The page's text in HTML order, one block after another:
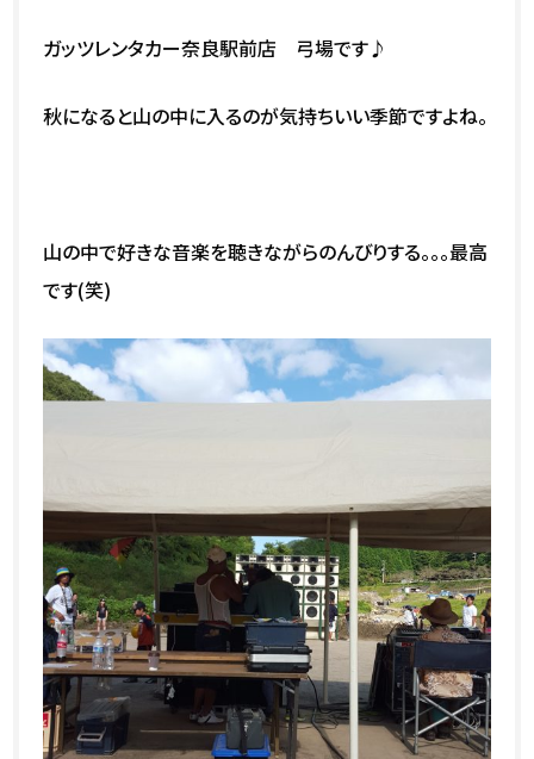
ガッツレンタカー奈良駅前店 弓場です♪
秋になると山の中に入るのが気持ちいい季節ですよね。
山の中で好きな音楽を聴きながらのんびりする。。。最高
です(笑)